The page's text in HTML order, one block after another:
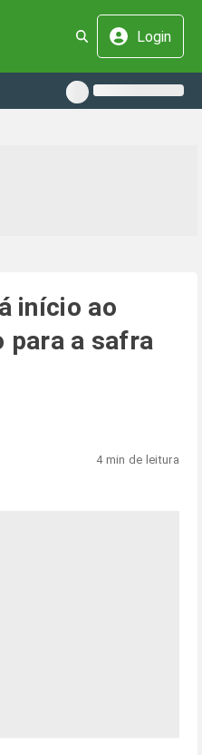
Login
início ao
para a safra
4 min de leitura